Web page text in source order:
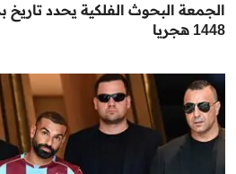
الجمعة البحوث الفلكية يحدد تاريخ
1448 هجريا